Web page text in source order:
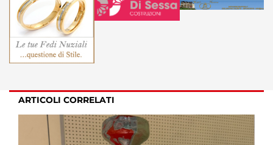
ARTICOLI CORRELATI